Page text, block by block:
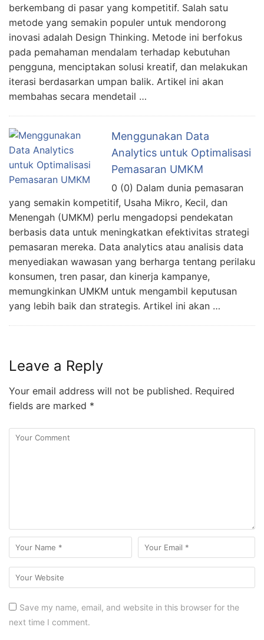
berkembang di pasar yang kompetitif. Salah satu
metode yang semakin populer untuk mendorong
inovasi adalah Design Thinking. Metode ini berfokus
pada pemahaman mendalam terhadap kebutuhan
pengguna, menciptakan solusi kreatif, dan melakukan
iterasi berdasarkan umpan balik. Artikel ini akan
membahas secara mendetail …
Menggunakan Data
Analytics untuk Optimalisasi
Pemasaran UMKM
0 (0) Dalam dunia pemasaran
yang semakin kompetitif, Usaha Mikro, Kecil, dan
Menengah (UMKM) perlu mengadopsi pendekatan
berbasis data untuk meningkatkan efektivitas strategi
pemasaran mereka. Data analytics atau analisis data
menyediakan wawasan yang berharga tentang perilaku
konsumen, tren pasar, dan kinerja kampanye,
memungkinkan UMKM untuk mengambil keputusan
yang lebih baik dan strategis. Artikel ini akan …
Leave a Reply
Your email address will not be published. Required
fields are marked *
Save my name, email, and website in this browser for the
next time I comment.